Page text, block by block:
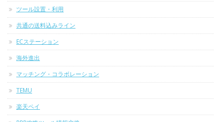
ツール設置・利用
共通の送料込みライン
ECステーション
海外進出
マッチング・コラボレーション
TEMU
楽天ペイ